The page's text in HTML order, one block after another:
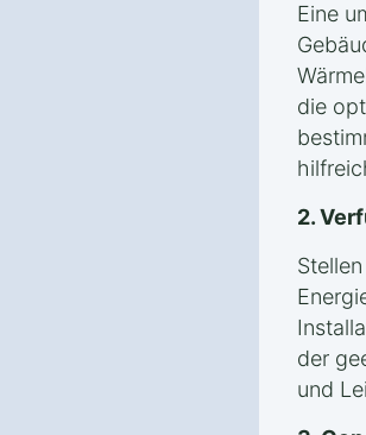
Eine
die
2.
der
und